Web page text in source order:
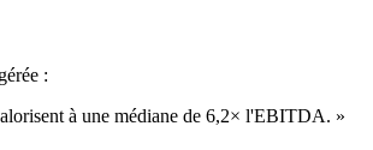
:
à une médiane de 6,2× l'EBITDA. »